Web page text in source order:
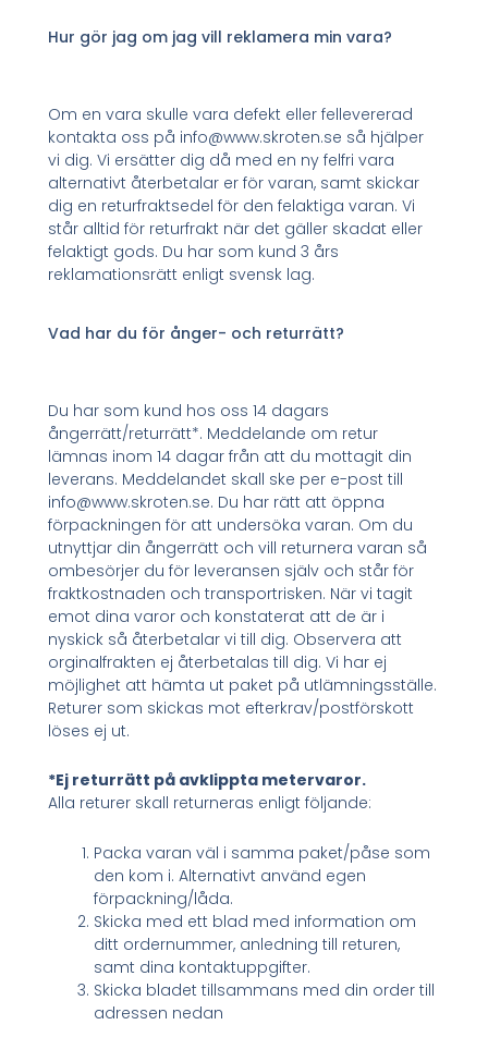
Hur gör jag om jag vill reklamera min vara?
Om en vara skulle vara defekt eller fellevererad
kontakta oss på info@www.skroten.se så hjälper
vi dig. Vi ersätter dig då med en ny felfri vara
alternativt återbetalar er för varan, samt skickar
dig en returfraktsedel för den felaktiga varan. Vi
står alltid för returfrakt när det gäller skadat eller
felaktigt gods. Du har som kund 3 års
reklamationsrätt enligt svensk lag.
Vad har du för ånger- och returrätt?
Du har som kund hos oss 14 dagars
ångerrätt/returrätt*. Meddelande om retur
lämnas inom 14 dagar från att du mottagit din
leverans. Meddelandet skall ske per e-post till
info@www.skroten.se. Du har rätt att öppna
förpackningen för att undersöka varan. Om du
utnyttjar din ångerrätt och vill returnera varan så
ombesörjer du för leveransen själv och står för
fraktkostnaden och transportrisken. När vi tagit
emot dina varor och konstaterat att de är i
nyskick så återbetalar vi till dig. Observera att
orginalfrakten ej återbetalas till dig. Vi har ej
möjlighet att hämta ut paket på utlämningsställe.
Returer som skickas mot efterkrav/postförskott
löses ej ut.
*Ej returrätt på avklippta metervaror.
Alla returer skall returneras enligt följande:
Packa varan väl i samma paket/påse som
den kom i. Alternativt använd egen
förpackning/låda.
Skicka med ett blad med information om
ditt ordernummer, anledning till returen,
samt dina kontaktuppgifter.
Skicka bladet tillsammans med din order till
adressen nedan